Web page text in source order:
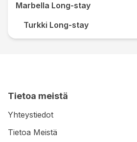
Marbella Long-stay
Turkki Long-stay
Tietoa meistä
Yhteystiedot
Tietoa Meistä